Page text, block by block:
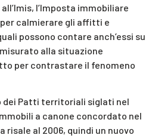
l’Imposta immobiliare
calmierare gli affitti e
possono contare anch’essi su
alla situazione
per contrastare il fenomeno
dei Patti territoriali siglati nel
a canone concordato nel
risale al 2006, quindi un nuovo